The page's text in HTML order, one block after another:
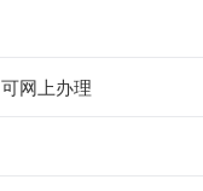
可网上办理